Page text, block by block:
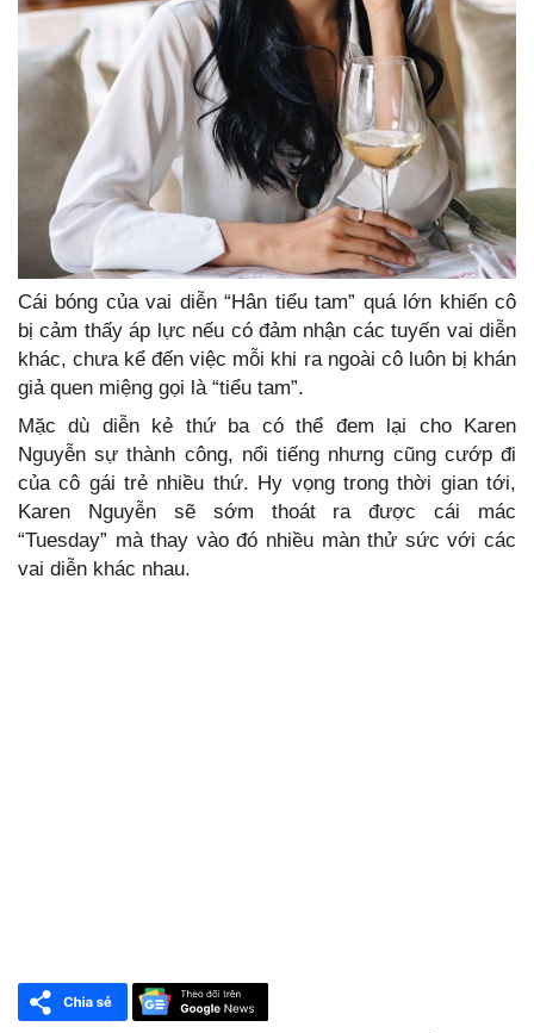
Cái bóng của vai diễn “Hân tiểu tam” quá lớn khiến cô
bị cảm thấy áp lực nếu có đảm nhận các tuyến vai diễn
khác, chưa kể đến việc mỗi khi ra ngoài cô luôn bị khán
giả quen miệng gọi là “tiểu tam”.
Mặc dù diễn kẻ thứ ba có thể đem lại cho Karen
Nguyễn sự thành công, nổi tiếng nhưng cũng cướp đi
của cô gái trẻ nhiều thứ. Hy vọng trong thời gian tới,
Karen Nguyễn sẽ sớm thoát ra được cái mác
“Tuesday” mà thay vào đó nhiều màn thử sức với các
vai diễn khác nhau.